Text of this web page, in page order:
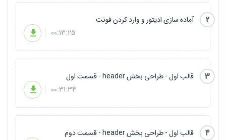
- javascript و jquery رو هم باید متوسطه حداقل درک کنید کدهاشو
- bootstrap و media query هم آشنایی مختصر کافیه
اما همه این ها دلیل نمیشه ما کدهای خودمون رو نشکافیم و توضیحات
کامل ندیم
2
آماده سازی ادیتور و وارد کردن فونت
00:13:25
3
قالب اول - طراحی بخش header - قسمت اول
00:31:34
4
قالب اول - طراحی بخش header - قسمت دوم